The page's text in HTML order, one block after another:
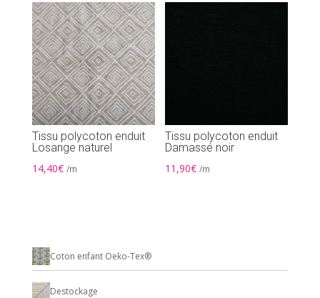
Coton enfant Oeko-Tex®
Destockage
Tissu polycoton enduit
Losange naturel
14,40€ /m
Tissu polycoton enduit
Damassé noir
11,90€ /m